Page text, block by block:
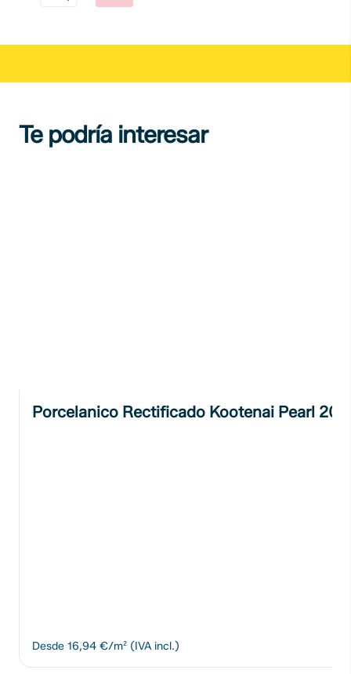
Te podría interesar
Porcelanico Rectificado Kootenai Pearl
Desde 16,94 €/m² (IVA incl.)